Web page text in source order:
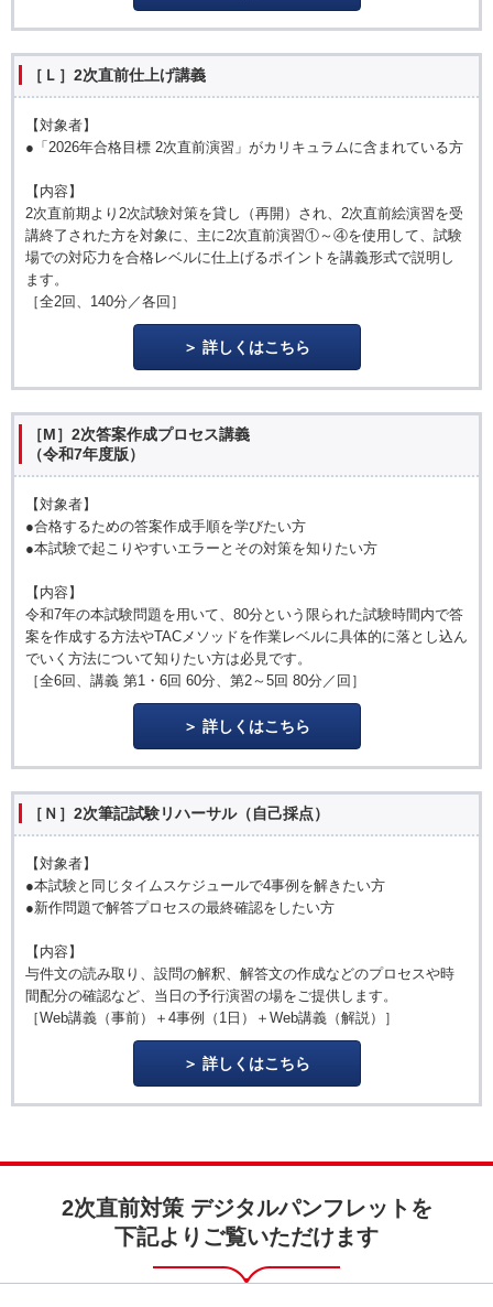
［Ｌ］2次直前仕上げ講義
【対象者】
●「2026年合格目標 2次直前演習」がカリキュラムに含まれている方
【内容】
2次直前期より2次試験対策を貸し（再開）され、2次直前絵演習を受
講終了された方を対象に、主に2次直前演習①～④を使用して、試験
場での対応力を合格レベルに仕上げるポイントを講義形式で説明し
ます。
［全2回、140分／各回］
詳しくはこちら
［M］2次答案作成プロセス講義
（令和7年度版）
【対象者】
●合格するための答案作成手順を学びたい方
●本試験で起こりやすいエラーとその対策を知りたい方
【内容】
令和7年の本試験問題を用いて、80分という限られた試験時間内で答
案を作成する方法やTACメソッドを作業レベルに具体的に落とし込ん
でいく方法について知りたい方は必見です。
［全6回、講義 第1・6回 60分、第2～5回 80分／回］
詳しくはこちら
［Ｎ］2次筆記試験リハーサル（自己採点）
【対象者】
●本試験と同じタイムスケジュールで4事例を解きたい方
●新作問題で解答プロセスの最終確認をしたい方
【内容】
与件文の読み取り、設問の解釈、解答文の作成などのプロセスや時
間配分の確認など、当日の予行演習の場をご提供します。
［Web講義（事前）＋4事例（1日）＋Web講義（解説）］
詳しくはこちら
2次直前対策 デジタルパンフレットを
下記よりご覧いただけます